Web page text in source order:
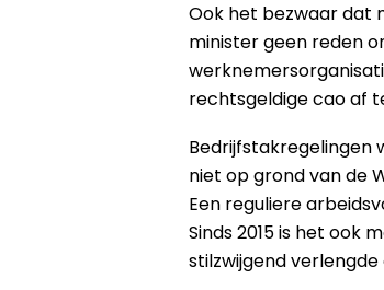
Ook het bezwaar dat
minister geen reden
rechtsgeldige cao af
Bedrijfstakregelingen
niet op grond van de
Een reguliere
Sinds 2015 is het ook
stilzwijgend